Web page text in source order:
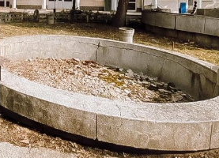
Száz kilométerrel